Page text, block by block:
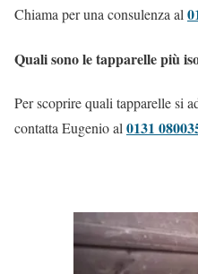
Chiama per una consulenza al
Quali sono le tapparelle più
Per scoprire quali tapparelle si
contatta Eugenio al 0131